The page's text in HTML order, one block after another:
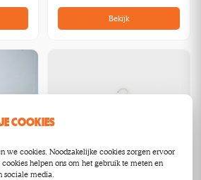
Bekijk
COOKIES
we cookies. Noodzakelijke cookies zorgen ervoor
helpen ons om het gebruik te meten en
media.